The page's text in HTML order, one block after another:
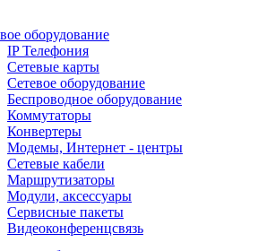
оборудование
IP Телефония
Сетевые карты
Сетевое оборудование
Беспроводное оборудование
Коммутаторы
Конвертеры
Модемы, Интернет - центры
Сетевые кабели
Маршрутизаторы
Модули, аксессуары
Сервисные пакеты
Видеоконференцсвязь